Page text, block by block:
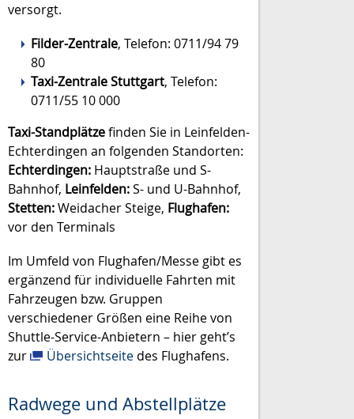
versorgt.
Filder-Zentrale, Telefon: 0711/94 79
80
Taxi-Zentrale Stuttgart, Telefon:
0711/55 10 000
Taxi-Standplätzefinden Sie in Leinfelden-
Echterdingen an folgenden Standorten:
Echterdingen: Hauptstraße und S-
Bahnhof, Leinfelden:S- und U-Bahnhof,
Stetten:Weidacher Steige, Flughafen:
vor den Terminals
Im Umfeld von Flughafen/Messe gibt es
ergänzend für individuelle Fahrten mit
Fahrzeugen bzw. Gruppen
verschiedener Größen eine Reihe von
Shuttle-Service-Anbietern – hier geht’s
zur
Übersichtseite des Flughafens.
Radwege und Abstellplätze